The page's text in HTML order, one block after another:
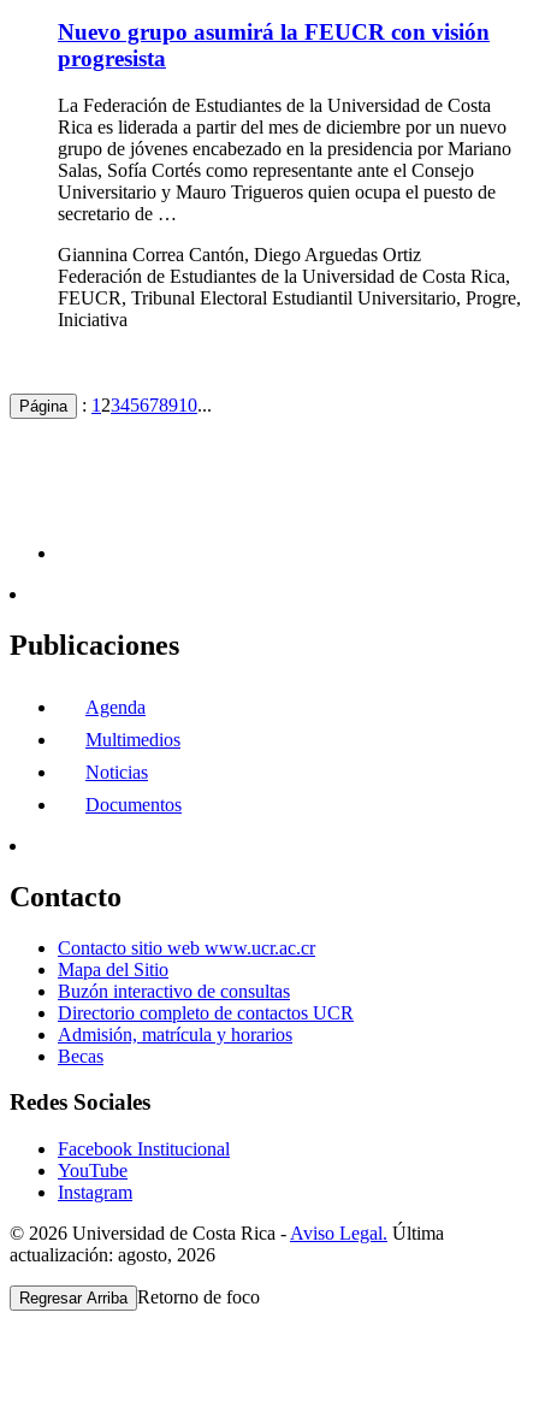
Nuevo grupo asumirá la FEUCR con visión
progresista
La Federación de Estudiantes de la Universidad de Costa
Rica es liderada a partir del mes de diciembre por un nuevo
grupo de jóvenes encabezado en la presidencia por Mariano
Salas, Sofía Cortés como representante ante el Consejo
Universitario y Mauro Trigueros quien ocupa el puesto de
secretario de …
Giannina Correa Cantón, Diego Arguedas Ortiz
Federación de Estudiantes de la Universidad de Costa Rica,
FEUCR, Tribunal Electoral Estudiantil Universitario, Progre,
Iniciativa
Página : 1 2345678910...
Publicaciones
Agenda
Multimedios
Noticias
Documentos
Contacto
Contacto sitio web www.ucr.ac.cr
Mapa del Sitio
Buzón interactivo de consultas
Directorio completo de contactos UCR
Admisión, matrícula y horarios
Becas
Redes Sociales
Facebook Institucional
YouTube
Instagram
© 2026 Universidad de Costa Rica - Aviso Legal. Última
actualización: agosto, 2026
Regresar Arriba Retorno de foco